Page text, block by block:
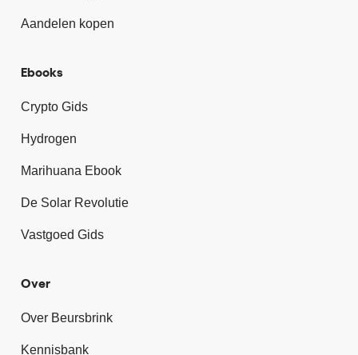
Aandelen kopen
Ebooks
Crypto Gids
Hydrogen
Marihuana Ebook
De Solar Revolutie
Vastgoed Gids
Over
Over Beursbrink
Kennisbank